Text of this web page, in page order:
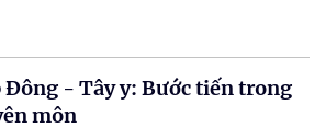
- Tây y: Bước tiến trong
môn